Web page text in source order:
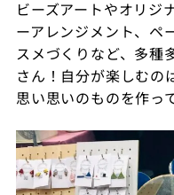
ビーズアートやオリジ
ーアレンジメント、ペ
スメづくりなど、多種
さん！自分が楽しむの
思い思いのものを作っ